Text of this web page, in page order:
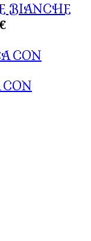
BIANCHE
€